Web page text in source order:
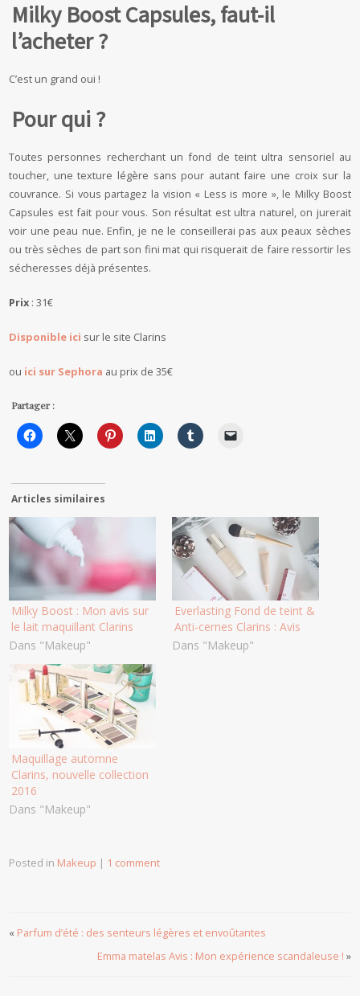
Milky Boost Capsules, faut-il
l’acheter ?
C’est un grand oui !
Pour qui ?
Toutes personnes recherchant un fond de teint ultra sensoriel au
toucher, une texture légère sans pour autant faire une croix sur la
couvrance. Si vous partagez la vision « Less is more », le Milky Boost
Capsules est fait pour vous. Son résultat est ultra naturel, on jurerait
voir une peau nue. Enfin, je ne le conseillerai pas aux peaux sèches
ou très sèches de part son fini mat qui risquerait de faire ressortir les
sécheresses déjà présentes.
Prix : 31€
Disponible ici sur le site Clarins
ou ici sur Sephora au prix de 35€
Partager :
Articles similaires
Milky Boost : Mon avis sur
le lait maquillant Clarins
Dans "Makeup"
Everlasting Fond de teint &
Anti-cernes Clarins : Avis
Dans "Makeup"
Maquillage automne
Clarins, nouvelle collection
2016
Dans "Makeup"
Posted in Makeup | 1 comment
« Parfum d’été : des senteurs légères et envoûtantes
Emma matelas Avis : Mon expérience scandaleuse ! »